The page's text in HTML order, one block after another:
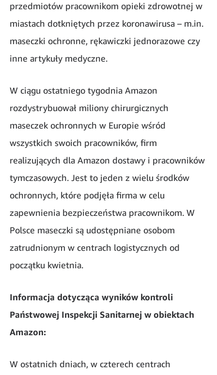
przedmiotów pracownikom opieki zdrowotnej w
miastach dotkniętych przez koronawirusa – m.in.
maseczki ochronne, rękawiczki jednorazowe czy
inne artykuły medyczne.
W ciągu ostatniego tygodnia Amazon
rozdystrybuował miliony chirurgicznych
maseczek ochronnych w Europie wśród
wszystkich swoich pracowników, firm
realizujących dla Amazon dostawy i pracowników
tymczasowych. Jest to jeden z wielu środków
ochronnych, które podjęła firma w celu
zapewnienia bezpieczeństwa pracownikom. W
Polsce maseczki są udostępniane osobom
zatrudnionym w centrach logistycznych od
początku kwietnia.
Informacja dotycząca wyników kontroli
Państwowej Inspekcji Sanitarnej w obiektach
Amazon:
W ostatnich dniach, w czterech centrach